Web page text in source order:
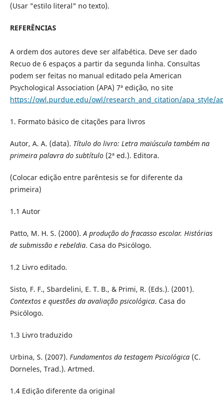
(Usar "estilo literal" no texto).
REFERÊNCIAS
A ordem dos autores deve ser alfabética. Deve ser dado
Recuo de 6 espaços a partir da segunda linha. Consultas
podem ser feitas no manual editado pela American
Psychological Association (APA) 7ª edição, no site
https://owl.purdue.edu/owl/research_and_citation/apa_style/
1. Formato básico de citações para livros
Autor, A. A. (data). Título do livro: Letra maiúscula também na
primeira palavra do subtítulo (2ª ed.). Editora.
(Colocar edição entre parêntesis se for diferente da
primeira)
1.1 Autor
Patto, M. H. S. (2000).A produção do fracasso escolar. Histórias
de submissão e rebeldia. Casa do Psicólogo.
1.2 Livro editado.
Sisto, F. F., Sbardelini, E. T. B., & Primi, R. (Eds.). (2001).
Contextos e questões da avaliação psicológica. Casa do
Psicólogo.
1.3 Livro traduzido
Urbina, S. (2007). Fundamentos da testagem Psicológica (C.
Dorneles, Trad.). Artmed.
1.4 Edição diferente da original